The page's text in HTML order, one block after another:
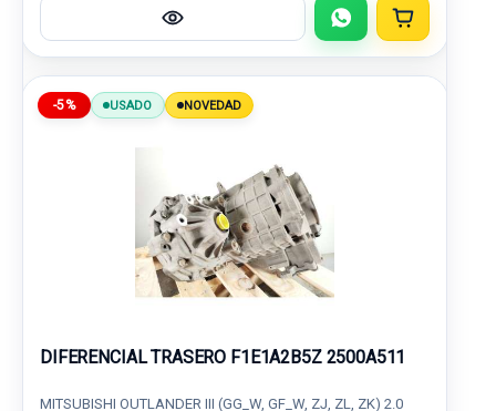
-5% USADO NOVEDAD
DIFERENCIAL TRASERO F1E1A2B5Z 2500A511
MITSUBISHI OUTLANDER III (GG_W, GF_W, ZJ, ZL, ZK) 2.0